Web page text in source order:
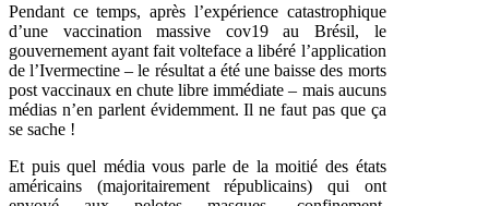
Pendant ce temps, après l’expérience catastrophique
d’une vaccination massive cov19 au Brésil, le
gouvernement ayant fait volteface a libéré l’application
de l’Ivermectine – le résultat a été une baisse des morts
post vaccinaux en chute libre immédiate – mais aucuns
médias n’en parlent évidemment. Il ne faut pas que ça
se sache !
Et puis quel média vous parle de la moitié des états
américains (majoritairement républicains) qui ont